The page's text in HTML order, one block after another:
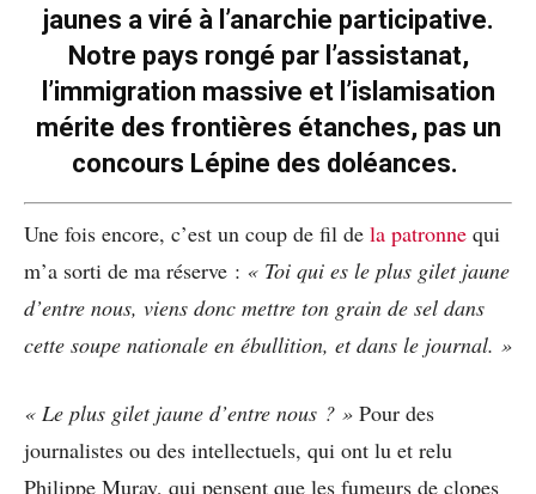
jaunes a viré à l’anarchie participative.
Notre pays rongé par l’assistanat,
l’immigration massive et l’islamisation
mérite des frontières étanches, pas un
concours Lépine des doléances.
Une fois encore, c’est un coup de fil de la patronne qui
m’a sorti de ma réserve : « Toi qui es le plus gilet jaune
d’entre nous, viens donc mettre ton grain de sel dans
cette soupe nationale en ébullition, et dans le journal. »
« Le plus gilet jaune d’entre nous ? » Pour des
journalistes ou des intellectuels, qui ont lu et relu
Philippe Muray, qui pensent que les fumeurs de clopes